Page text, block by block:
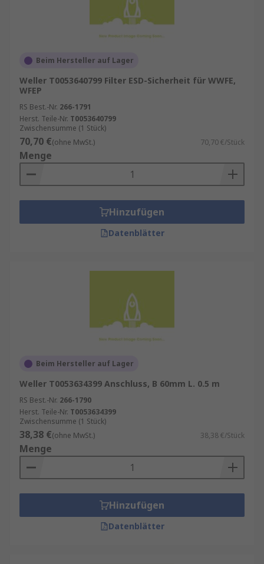
Beim Hersteller auf Lager
Weller T0053640799 Filter ESD-Sicherheit für WWFE,
WFEP
RS Best.-Nr. 266-1791
Herst. Teile-Nr. T0053640799
Zwischensumme (1 Stück)
70,70 €(ohne MwSt.) 70,70 €/Stück
Menge
Hinzufügen
Datenblätter
Beim Hersteller auf Lager
Weller T0053634399 Anschluss, B 60mm L. 0.5 m
RS Best.-Nr. 266-1790
Herst. Teile-Nr. T0053634399
Zwischensumme (1 Stück)
38,38 €(ohne MwSt.) 38,38 €/Stück
Menge
Hinzufügen
Datenblätter